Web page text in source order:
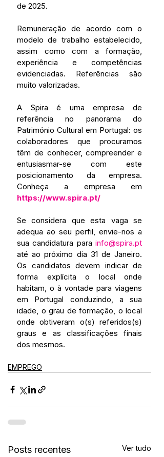
de 2025.
Remuneração de acordo com o
modelo de trabalho estabelecido,
assim como com a formação,
experiência e competências
evidenciadas. Referências são
muito valorizadas.
A Spira é uma empresa de
referência no panorama do
Património Cultural em Portugal: os
colaboradores que procuramos
têm de conhecer, compreender e
entusiasmar-se com este
posicionamento da empresa.
https://www.spira.pt/
Se considera que esta vaga se
adequa ao seu perfil, envie-nos a
sua candidatura para info@spira.pt
até ao próximo dia 31 de Janeiro.
Os candidatos devem indicar de
forma explícita o local onde
habitam, o à vontade para viagens
em Portugal conduzindo, a sua
idade, o grau de formação, o local
onde obtiveram o(s) referidos(s)
graus e as classificações finais
dos mesmos.
EMPREGO
Posts recentes Ver tudo